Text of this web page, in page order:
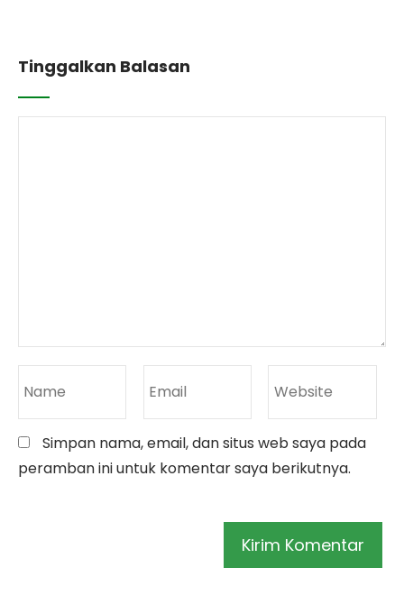
Tinggalkan Balasan
Simpan nama, email, dan situs web saya pada
peramban ini untuk komentar saya berikutnya.